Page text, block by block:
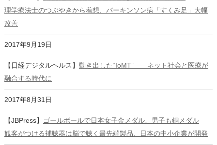
理学療法士のつぶやきから着想、パーキンソン病「すくみ足」大幅
改善
2017年9月19日
【日経デジタルヘルス】 動き出した“IoMT”――ネット社会と医療が
融合する時代に
2017年8月31日
【JBPress】
ゴールボールで日本女子金メダル、男子も銅メダル
観客がつける補聴器は脳で聴く最先端製品、日本の中小企業が開発